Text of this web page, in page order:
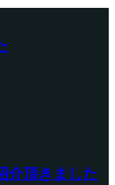
介頂きました